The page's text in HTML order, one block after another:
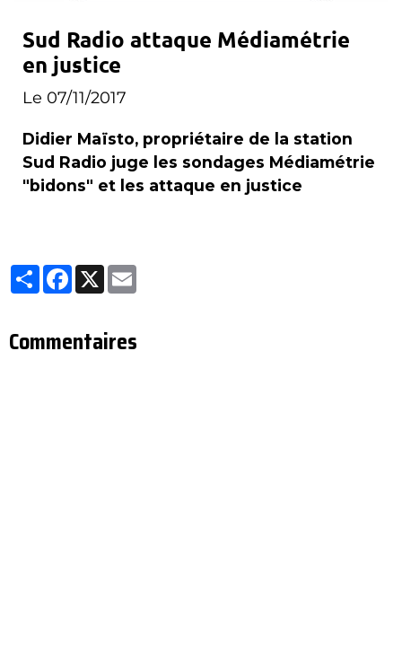
Sud Radio attaque Médiamétrie
en justice
Le 07/11/2017
Didier Maïsto, propriétaire de la station
Sud Radio juge les sondages Médiamétrie
"bidons" et les attaque en justice
Partager
Facebook
X
Commentaires